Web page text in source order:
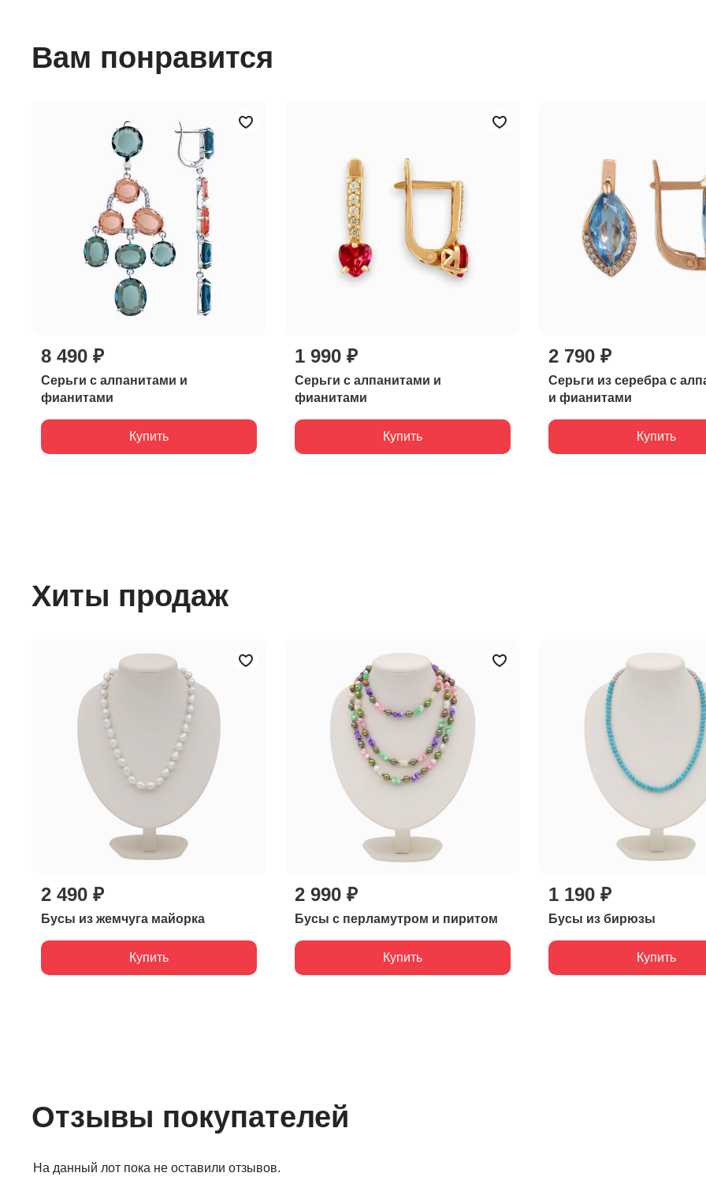
Вам понравится
8 490 ₽
Серьги с алпанитами и
фианитами
Купить
1 990 ₽
Серьги с алпанитами и
фианитами
Купить
2 790 ₽
Серьги из серебра с
и фианитами
Купить
Хиты продаж
2 490 ₽
Бусы из жемчуга майорка
Купить
2 990 ₽
Бусы с перламутром и пиритом
Купить
1 190 ₽
Бусы из бирюзы
Купить
Отзывы покупателей
На данный лот пока не оставили отзывов.